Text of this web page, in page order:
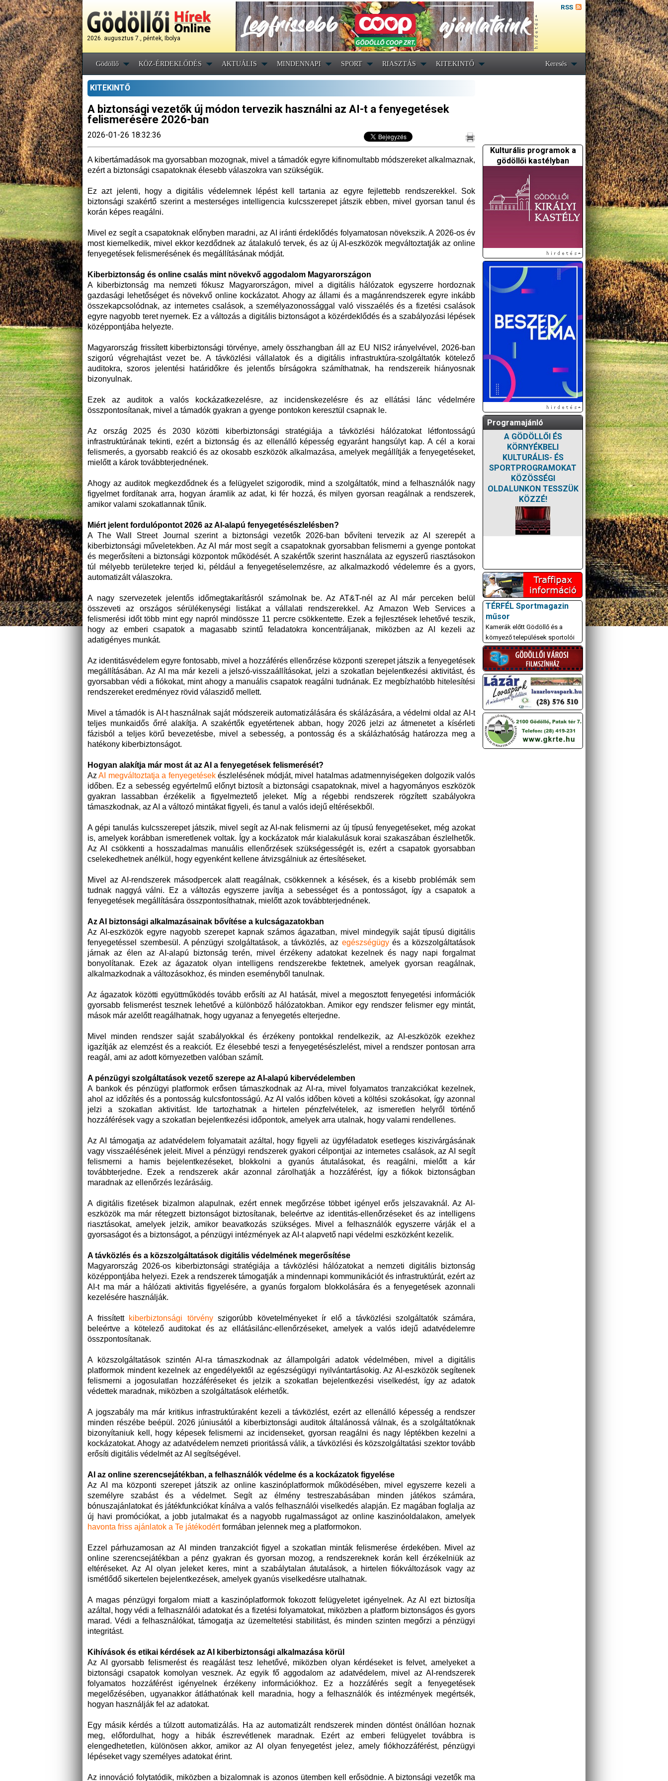
2026. augusztus 7., péntek, Ibolya
RSS
Gödöllő KÖZ-ÉRDEKLŐDÉS AKTUÁLIS MINDENNAPI SPORT RIASZTÁS KITEKINTŐ Keresés
KITEKINTŐ
A biztonsági vezetők új módon tervezik használni az AI-t a fenyegetések
felismerésére 2026-ban
2026-01-26 18:32:36
A kibertámadások ma gyorsabban mozognak, mivel a támadók egyre kifinomultabb módszereket alkalmaznak,
ezért a biztonsági csapatoknak élesebb válaszokra van szükségük.
Ez azt jelenti, hogy a digitális védelemnek lépést kell tartania az egyre fejlettebb rendszerekkel. Sok
biztonsági szakértő szerint a mesterséges intelligencia kulcsszerepet játszik ebben, mivel gyorsan tanul és
korán képes reagálni.
Mivel ez segít a csapatoknak előnyben maradni, az AI iránti érdeklődés folyamatosan növekszik. A 2026-os év
most kiemelkedik, mivel ekkor kezdődnek az átalakuló tervek, és az új AI-eszközök megváltoztatják az online
fenyegetések felismerésének és megállításának módját.
Kiberbiztonság és online csalás mint növekvő aggodalom Magyarországon
A kiberbiztonság ma nemzeti fókusz Magyarországon, mivel a digitális hálózatok egyszerre hordoznak
gazdasági lehetőséget és növekvő online kockázatot. Ahogy az állami és a magánrendszerek egyre inkább
összekapcsolódnak, az internetes csalások, a személyazonossággal való visszaélés és a fizetési csalások
egyre nagyobb teret nyernek. Ez a változás a digitális biztonságot a közérdeklődés és a szabályozási lépések
középpontjába helyezte.
Magyarország frissített kiberbiztonsági törvénye, amely összhangban áll az EU NIS2 irányelvével, 2026-ban
szigorú végrehajtást vezet be. A távközlési vállalatok és a digitális infrastruktúra-szolgáltatók kötelező
auditokra, szoros jelentési határidőkre és jelentős bírságokra számíthatnak, ha rendszereik hiányosnak
bizonyulnak.
Ezek az auditok a valós kockázatkezelésre, az incidenskezelésre és az ellátási lánc védelmére
összpontosítanak, mivel a támadók gyakran a gyenge pontokon keresztül csapnak le.
Az ország 2025 és 2030 közötti kiberbiztonsági stratégiája a távközlési hálózatokat létfontosságú
infrastruktúrának tekinti, ezért a biztonság és az ellenálló képesség egyaránt hangsúlyt kap. A cél a korai
felismerés, a gyorsabb reakció és az okosabb eszközök alkalmazása, amelyek megállítják a fenyegetéseket,
mielőtt a károk továbbterjednének.
Ahogy az auditok megkezdődnek és a felügyelet szigorodik, mind a szolgáltatók, mind a felhasználók nagy
figyelmet fordítanak arra, hogyan áramlik az adat, ki fér hozzá, és milyen gyorsan reagálnak a rendszerek,
amikor valami szokatlannak tűnik.
Miért jelent fordulópontot 2026 az AI-alapú fenyegetésészlelésben?
A The Wall Street Journal szerint a biztonsági vezetők 2026-ban bővíteni tervezik az AI szerepét a
kiberbiztonsági műveletekben. Az AI már most segít a csapatoknak gyorsabban felismerni a gyenge pontokat
és megerősíteni a biztonsági központok működését. A szakértők szerint használata az egyszerű riasztásokon
túl mélyebb területekre terjed ki, például a fenyegetéselemzésre, az alkalmazkodó védelemre és a gyors,
automatizált válaszokra.
A nagy szervezetek jelentős időmegtakarításról számolnak be. Az AT&T-nél az AI már perceken belül
összeveti az országos sérülékenységi listákat a vállalati rendszerekkel. Az Amazon Web Services a
felismerési időt több mint egy napról mindössze 11 percre csökkentette. Ezek a fejlesztések lehetővé teszik,
hogy az emberi csapatok a magasabb szintű feladatokra koncentráljanak, miközben az AI kezeli az
adatigényes munkát.
Az identitásvédelem egyre fontosabb, mivel a hozzáférés ellenőrzése központi szerepet játszik a fenyegetések
megállításában. Az AI ma már kezeli a jelszó-visszaállításokat, jelzi a szokatlan bejelentkezési aktivitást, és
gyorsabban védi a fiókokat, mint ahogy a manuális csapatok reagálni tudnának. Ez megbízhatóbb hitelesítési
rendszereket eredményez rövid válaszidő mellett.
Mivel a támadók is AI-t használnak saját módszereik automatizálására és skálázására, a védelmi oldal az AI-t
teljes munkaidős őrré alakítja. A szakértők egyetértenek abban, hogy 2026 jelzi az átmenetet a kísérleti
fázisból a teljes körű bevezetésbe, mivel a sebesség, a pontosság és a skálázhatóság határozza meg a
hatékony kiberbiztonságot.
Hogyan alakítja már most át az AI a fenyegetések felismerését?
AzAI megváltoztatja a fenyegetésekészlelésének módját, mivel hatalmas adatmennyiségeken dolgozik valós
időben. Ez a sebesség egyértelmű előnyt biztosít a biztonsági csapatoknak, mivel a hagyományos eszközök
gyakran lassabban érzékelik a figyelmeztető jeleket. Míg a régebbi rendszerek rögzített szabályokra
támaszkodnak, az AI a változó mintákat figyeli, és tanul a valós idejű eltérésekből.
A gépi tanulás kulcsszerepet játszik, mivel segít az AI-nak felismerni az új típusú fenyegetéseket, még azokat
is, amelyek korábban ismeretlenek voltak. Így a kockázatok már kialakulásuk korai szakaszában észlelhetők.
Az AI csökkenti a hosszadalmas manuális ellenőrzések szükségességét is, ezért a csapatok gyorsabban
cselekedhetnek anélkül, hogy egyenként kellene átvizsgálniuk az értesítéseket.
Mivel az AI-rendszerek másodpercek alatt reagálnak, csökkennek a késések, és a kisebb problémák sem
tudnak naggyá válni. Ez a változás egyszerre javítja a sebességet és a pontosságot, így a csapatok a
fenyegetések megállítására összpontosíthatnak, mielőtt azok továbbterjednének.
Az AI biztonsági alkalmazásainak bővítése a kulcságazatokban
Az AI-eszközök egyre nagyobb szerepet kapnak számos ágazatban, mivel mindegyik saját típusú digitális
fenyegetéssel szembesül. A pénzügyi szolgáltatások, a távközlés, az egészségügyés a közszolgáltatások
járnak az élen az AI-alapú biztonság terén, mivel érzékeny adatokat kezelnek és nagy napi forgalmat
bonyolítanak. Ezek az ágazatok olyan intelligens rendszerekbe fektetnek, amelyek gyorsan reagálnak,
alkalmazkodnak a változásokhoz, és minden eseményből tanulnak.
Az ágazatok közötti együttműködés tovább erősíti az AI hatását, mivel a megosztott fenyegetési információk
gyorsabb felismerést tesznek lehetővé a különböző hálózatokban. Amikor egy rendszer felismer egy mintát,
mások már azelőtt reagálhatnak, hogy ugyanaz a fenyegetés elterjedne.
Mivel minden rendszer saját szabályokkal és érzékeny pontokkal rendelkezik, az AI-eszközök ezekhez
igazítják az elemzést és a reakciót. Ez élesebbé teszi a fenyegetésészlelést, mivel a rendszer pontosan arra
reagál, ami az adott környezetben valóban számít.
A pénzügyi szolgáltatások vezető szerepe az AI-alapú kibervédelemben
A bankok és pénzügyi platformok erősen támaszkodnak az AI-ra, mivel folyamatos tranzakciókat kezelnek,
ahol az időzítés és a pontosság kulcsfontosságú. Az AI valós időben követi a költési szokásokat, így azonnal
jelzi a szokatlan aktivitást. Ide tartozhatnak a hirtelen pénzfelvételek, az ismeretlen helyről történő
hozzáférések vagy a szokatlan bejelentkezési időpontok, amelyek arra utalnak, hogy valami rendellenes.
Az AI támogatja az adatvédelem folyamatait azáltal, hogy figyeli az ügyféladatok esetleges kiszivárgásának
vagy visszaélésének jeleit. Mivel a pénzügyi rendszerek gyakori célpontjai az internetes csalások, az AI segít
felismerni a hamis bejelentkezéseket, blokkolni a gyanús átutalásokat, és reagálni, mielőtt a kár
továbbterjedne. Ezek a rendszerek akár azonnal zárolhatják a hozzáférést, így a fiókok biztonságban
maradnak az ellenőrzés lezárásáig.
A digitális fizetések bizalmon alapulnak, ezért ennek megőrzése többet igényel erős jelszavaknál. Az AI-
eszközök ma már rétegzett biztonságot biztosítanak, beleértve az identitás-ellenőrzéseket és az intelligens
riasztásokat, amelyek jelzik, amikor beavatkozás szükséges. Mivel a felhasználók egyszerre várják el a
gyorsaságot és a biztonságot, a pénzügyi intézmények az AI-t alapvető napi védelmi eszközként kezelik.
A távközlés és a közszolgáltatások digitális védelmének megerősítése
Magyarország 2026-os kiberbiztonsági stratégiája a távközlési hálózatokat a nemzeti digitális biztonság
középpontjába helyezi. Ezek a rendszerek támogatják a mindennapi kommunikációt és infrastruktúrát, ezért az
AI-t ma már a hálózati aktivitás figyelésére, a gyanús forgalom blokkolására és a fenyegetések azonnali
kezelésére használják.
A frissített kiberbiztonsági törvényszigorúbb követelményeket ír elő a távközlési szolgáltatók számára,
beleértve a kötelező auditokat és az ellátásilánc-ellenőrzéseket, amelyek a valós idejű adatvédelemre
összpontosítanak.
A közszolgáltatások szintén AI-ra támaszkodnak az állampolgári adatok védelmében, mivel a digitális
platformok mindent kezelnek az engedélyektől az egészségügyi nyilvántartásokig. Az AI-eszközök segítenek
felismerni a jogosulatlan hozzáféréseket és jelzik a szokatlan bejelentkezési viselkedést, így az adatok
védettek maradnak, miközben a szolgáltatások elérhetők.
A jogszabály ma már kritikus infrastruktúraként kezeli a távközlést, ezért az ellenálló képesség a rendszer
minden részébe beépül. 2026 júniusától a kiberbiztonsági auditok általánossá válnak, és a szolgáltatóknak
bizonyítaniuk kell, hogy képesek felismerni az incidenseket, gyorsan reagálni és nagy léptékben kezelni a
kockázatokat. Ahogy az adatvédelem nemzeti prioritássá válik, a távközlési és közszolgáltatási szektor tovább
erősíti digitális védelmét az AI segítségével.
AI az online szerencsejátékban, a felhasználók védelme és a kockázatok figyelése
Az AI ma központi szerepet játszik az online kaszinóplatformok működésében, mivel egyszerre kezeli a
személyre szabást és a védelmet. Segít az élmény testreszabásában minden játékos számára,
bónuszajánlatokat és játékfunkciókat kínálva a valós felhasználói viselkedés alapján. Ez magában foglalja az
új havi promóciókat, a jobb jutalmakat és a nagyobb rugalmasságot az online kaszinóoldalakon, amelyek
havonta friss ajánlatok a Te játékodértformában jelennek meg a platformokon.
Ezzel párhuzamosan az AI minden tranzakciót figyel a szokatlan minták felismerése érdekében. Mivel az
online szerencsejátékban a pénz gyakran és gyorsan mozog, a rendszereknek korán kell érzékelniük az
eltéréseket. Az AI olyan jeleket keres, mint a szabálytalan átutalások, a hirtelen fiókváltozások vagy az
ismétlődő sikertelen bejelentkezések, amelyek gyanús viselkedésre utalhatnak.
A magas pénzügyi forgalom miatt a kaszinóplatformok fokozott felügyeletet igényelnek. Az AI ezt biztosítja
azáltal, hogy védi a felhasználói adatokat és a fizetési folyamatokat, miközben a platform biztonságos és gyors
marad. Védi a felhasználókat, támogatja az üzemeltetési stabilitást, és minden szinten megőrzi a pénzügyi
integritást.
Kihívások és etikai kérdések az AI kiberbiztonsági alkalmazása körül
Az AI gyorsabb felismerést és reagálást tesz lehetővé, miközben olyan kérdéseket is felvet, amelyeket a
biztonsági csapatok komolyan vesznek. Az egyik fő aggodalom az adatvédelem, mivel az AI-rendszerek
folyamatos hozzáférést igényelnek érzékeny információkhoz. Ez a hozzáférés segít a fenyegetések
megelőzésében, ugyanakkor átláthatónak kell maradnia, hogy a felhasználók és intézmények megértsék,
hogyan használják fel az adatokat.
Egy másik kérdés a túlzott automatizálás. Ha az automatizált rendszerek minden döntést önállóan hoznak
meg, előfordulhat, hogy a hibák észrevétlenek maradnak. Ezért az emberi felügyelet továbbra is
elengedhetetlen, különösen akkor, amikor az AI olyan fenyegetést jelez, amely fiókhozzáférést, pénzügyi
lépéseket vagy személyes adatokat érint.
Az innováció folytatódik, miközben a bizalomnak is azonos ütemben kell erősödnie. A biztonsági vezetők ma
Kulturális programok a
gödöllői kastélyban
Programajánló
A GÖDÖLLŐI ÉS
KÖRNYÉKBELI
KULTURÁLIS- ÉS
SPORTPROGRAMOKAT
KÖZÖSSÉGI
OLDALUNKON TESSZÜK
KÖZZÉ!
TÉRFÉL Sportmagazin
műsor
Kamerák előtt Gödöllő és a
környező települések sportolói